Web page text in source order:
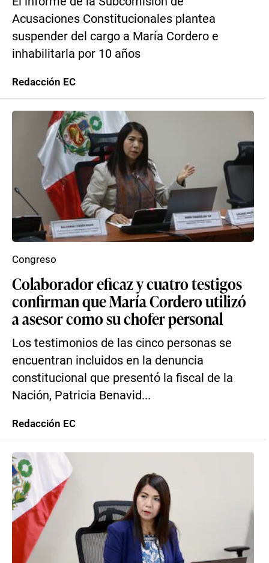
Acusaciones Constitucionales plantea
suspender del cargo a María Cordero e
inhabilitarla por 10 años
Redacción EC
Colaborador eficaz y cuatro testigos
confirman que María Cordero utilizó
a asesor como su chofer personal
Los testimonios de las cinco personas se
encuentran incluidos en la denuncia
constitucional que presentó la fiscal de la
Nación, Patricia Benavid...
Congreso
Redacción EC